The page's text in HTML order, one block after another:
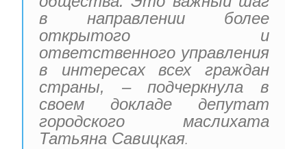
в направлении более
открытого и
ответственного управления
в интересах всех граждан
страны, – подчеркнула в
своем докладе депутат
городского маслихата
Татьяна Савицкая.